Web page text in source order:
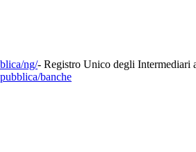
ng/- Registro Unico degli Intermediari
banche